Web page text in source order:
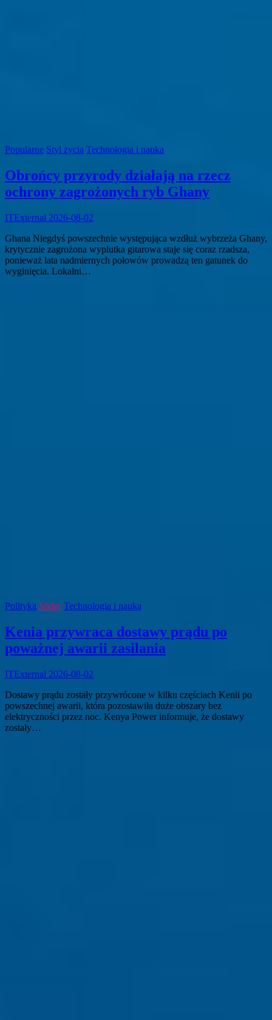
Popularne Styl życia Technologia i nauka
Obrońcy przyrody działają na rzecz
ochrony zagrożonych ryb Ghany
ITExternal 2026-08-02
Ghana Niegdyś powszechnie występująca wzdłuż wybrzeża Ghany,
krytycznie zagrożona wyplutka gitarowa staje się coraz rzadsza,
ponieważ lata nadmiernych połowów prowadzą ten gatunek do
wyginięcia. Lokalni…
Polityka Slider Technologia i nauka
Kenia przywraca dostawy prądu po
poważnej awarii zasilania
ITExternal 2026-08-02
Dostawy prądu zostały przywrócone w kilku częściach Kenii po
powszechnej awarii, która pozostawiła duże obszary bez
elektryczności przez noc. Kenya Power informuje, że dostawy
zostały…